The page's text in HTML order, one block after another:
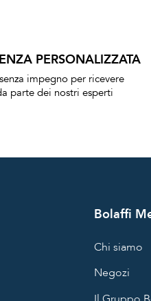
PERSONALIZZATA
impegno per ricevere
parte dei nostri esperti
Bolaffi
Chi siamo
Negozi